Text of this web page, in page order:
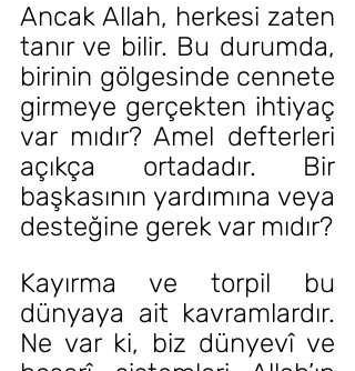
Ancak Allah, herkesi zaten
tanır ve bilir. Bu durumda,
birinin gölgesinde cennete
girmeye gerçekten ihtiyaç
var mıdır? Amel defterleri
açıkça ortadadır. Bir
başkasının yardımına veya
desteğine gerek var mıdır?
Kayırma ve torpil bu
dünyaya ait kavramlardır.
Ne var ki, biz dünyevî ve